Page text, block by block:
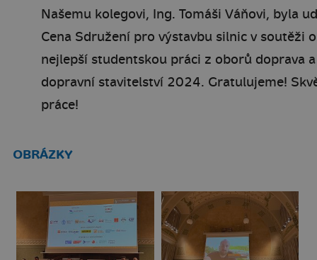
Našemu kolegovi, Ing. Tomáši Váňovi, byla
Cena Sdružení pro výstavbu silnic v soutěži o
nejlepší studentskou práci z oborů doprava a
dopravní stavitelství 2024. Gratulujeme!
práce!
OBRÁZKY